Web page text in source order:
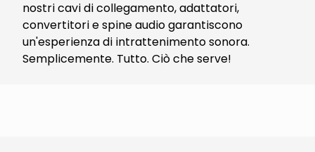
nostri cavi di collegamento, adattatori,
convertitori e spine audio garantiscono
un'esperienza di intrattenimento sonora.
Semplicemente. Tutto. Ciò che serve!